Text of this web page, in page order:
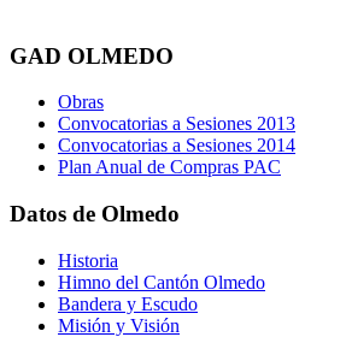
GAD OLMEDO
Obras
Convocatorias a Sesiones 2013
Convocatorias a Sesiones 2014
Plan Anual de Compras PAC
Datos de Olmedo
Historia
Himno del Cantón Olmedo
Bandera y Escudo
Misión y Visión